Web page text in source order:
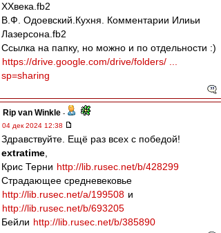
XXвека.fb2
В.Ф. Одоевский.Кухня. Комментарии Илиьи
Лазерсона.fb2
Ссылка на папку, но можно и по отдельности :)
https://drive.google.com/drive/folders/ ...
sp=sharing
Rip van Winkle -
04 дек 2024 12:38
Здравствуйте. Ещё раз всех с победой!
extratime
Крис Терни http://lib.rusec.net/b/428299
Страдающее средневековье
http://lib.rusec.net/a/199508 и
http://lib.rusec.net/b/693205
Бейли http://lib.rusec.net/b/385890